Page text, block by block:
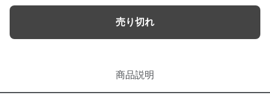
売り切れ
商品説明